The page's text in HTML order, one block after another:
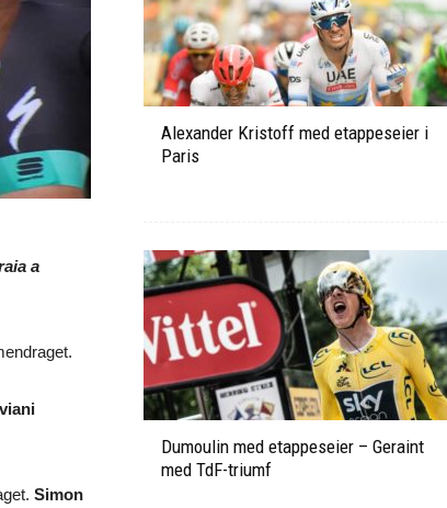
a
Simon
Alexander Kristoff med etappeseier i
Paris
Dumoulin med etappeseier – Geraint
med TdF-triumf